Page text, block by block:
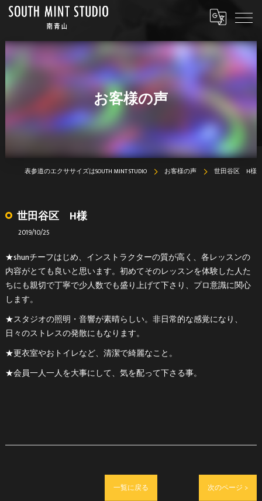
お客様の声
表参道のエクササイズはSOUTH MINT STUDIO お客様の声 世田谷区 H様
世田谷区 H様
2019/10/25
★shunチーフはじめ、インストラクターの質が高く、各レッスンの
内容がとても良いと思います。初めてそのレッスンを体験した人た
ちにも親切で丁寧で少人数でも盛り上げて下さり、プロ意識に関心
します。
★スタジオの照明・音響が素晴らしい。非日常的な感覚になり、
日々のストレスの発散にもなります。
★更衣室やおトイレなど、清潔で綺麗なこと。
★会員一人一人を大事にして、気を配って下さる事。
一覧に戻る 次のページ >